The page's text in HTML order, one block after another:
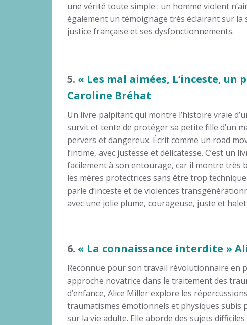
une vérité toute simple : un homme violent
également un témoignage très éclairant sur la
justice française et ses dysfonctionnements.
5. « Les mal aimées, L’inceste,
Caroline Bréhat
Un livre palpitant qui montre l’histoire vraie
survit et tente de protéger sa petite fille d’un
pervers et dangereux. Écrit comme un road
l’intime, avec justesse et délicatesse. C’est un
facilement à son entourage, car il montre très
les mères protectrices sans être trop
parle d’inceste et de violences
avec une jolie plume, courageuse, juste et
6. « La connaissance interdite »
Reconnue pour son travail révolutionnaire en
approche novatrice dans le traitement des
d’enfance, Alice Miller explore les
traumatismes émotionnels et physiques subis
sur la vie adulte. Elle aborde des sujets